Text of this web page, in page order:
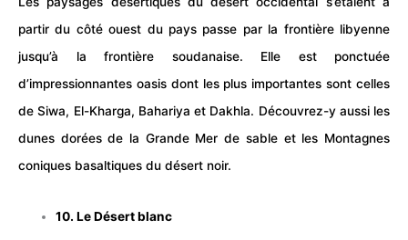
partir du côté ouest du pays passe par la frontière libyenne
jusqu’à la frontière soudanaise. Elle est ponctuée
d’impressionnantes oasis dont les plus importantes sont celles
de Siwa, El-Kharga, Bahariya et Dakhla. Découvrez-y aussi les
dunes dorées de la Grande Mer de sable et les Montagnes
coniques basaltiques du désert noir.
10. Le Désert blanc